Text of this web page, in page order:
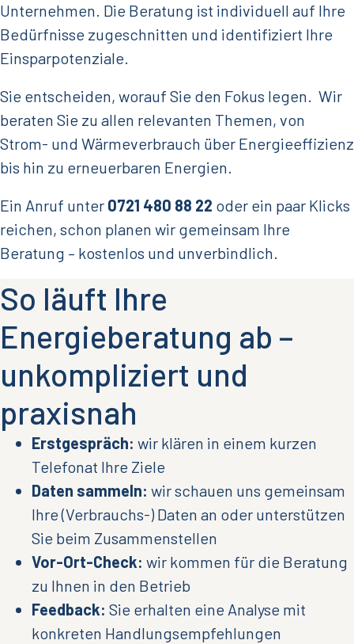
Unternehmen. Die Beratung ist individuell auf Ihre
Bedürfnisse zugeschnitten und identifiziert Ihre
Einsparpotenziale.
Sie entscheiden, worauf Sie den Fokus legen. Wir
beraten Sie zu allen relevanten Themen, von
Strom- und Wärmeverbrauch über Energieeffizienz
bis hin zu erneuerbaren Energien.
Ein Anruf unter 0721 480 88 22 oder ein paar Klicks
reichen, schon planen wir gemeinsam Ihre
Beratung – kostenlos und unverbindlich.
So läuft Ihre
Energieberatung ab –
unkompliziert und
praxisnah
Erstgespräch: wir klären in einem kurzen
Telefonat Ihre Ziele
Daten sammeln: wir schauen uns gemeinsam
Ihre (Verbrauchs-) Daten an oder unterstützen
Sie beim Zusammenstellen
Vor-Ort-Check: wir kommen für die Beratung
zu Ihnen in den Betrieb
Feedback: Sie erhalten eine Analyse mit
konkreten Handlungsempfehlungen